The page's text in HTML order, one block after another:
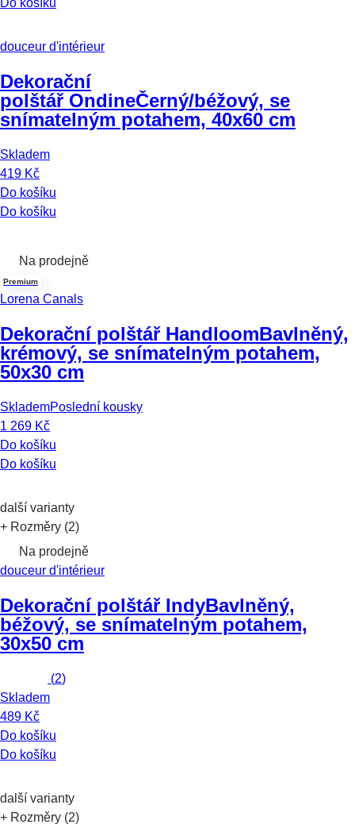
Do košíku
douceur d'intérieur
Dekorační
polštář OndineČerný/béžový, se
snímatelným potahem, 40x60 cm
Skladem
419 Kč
Do košíku
Do košíku
Na prodejně
Premium
Lorena Canals
Dekorační polštář HandloomBavlněný,
krémový, se snímatelným potahem,
50x30 cm
SklademPoslední kousky
1 269 Kč
Do košíku
Do košíku
další varianty
+ Rozměry (2)
Na prodejně
douceur d'intérieur
Dekorační polštář IndyBavlněný,
béžový, se snímatelným potahem,
30x50 cm
(2)
Skladem
489 Kč
Do košíku
Do košíku
další varianty
+ Rozměry (2)